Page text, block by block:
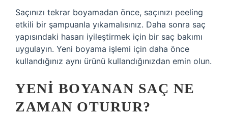
Saçınızı tekrar boyamadan önce, saçınızı peeling
etkili bir şampuanla yıkamalısınız. Daha sonra saç
yapısındaki hasarı iyileştirmek için bir saç bakımı
uygulayın. Yeni boyama işlemi için daha önce
kullandığınız aynı ürünü kullandığınızdan emin olun.
YENI BOYANAN SAÇ NE
ZAMAN OTURUR?